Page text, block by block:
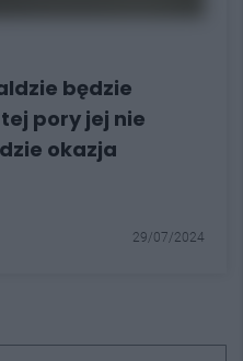
będzie
pory jej nie
okazja
29/07/2024